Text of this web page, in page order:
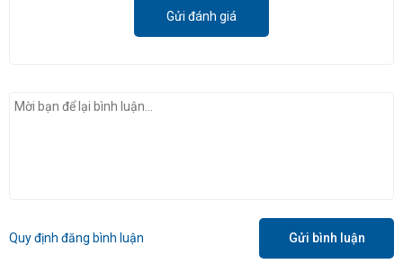
Gửi đánh giá
Quy định đăng bình luận Gửi bình luận